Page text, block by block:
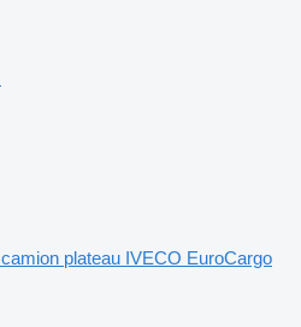
camion plateau IVECO EuroCargo